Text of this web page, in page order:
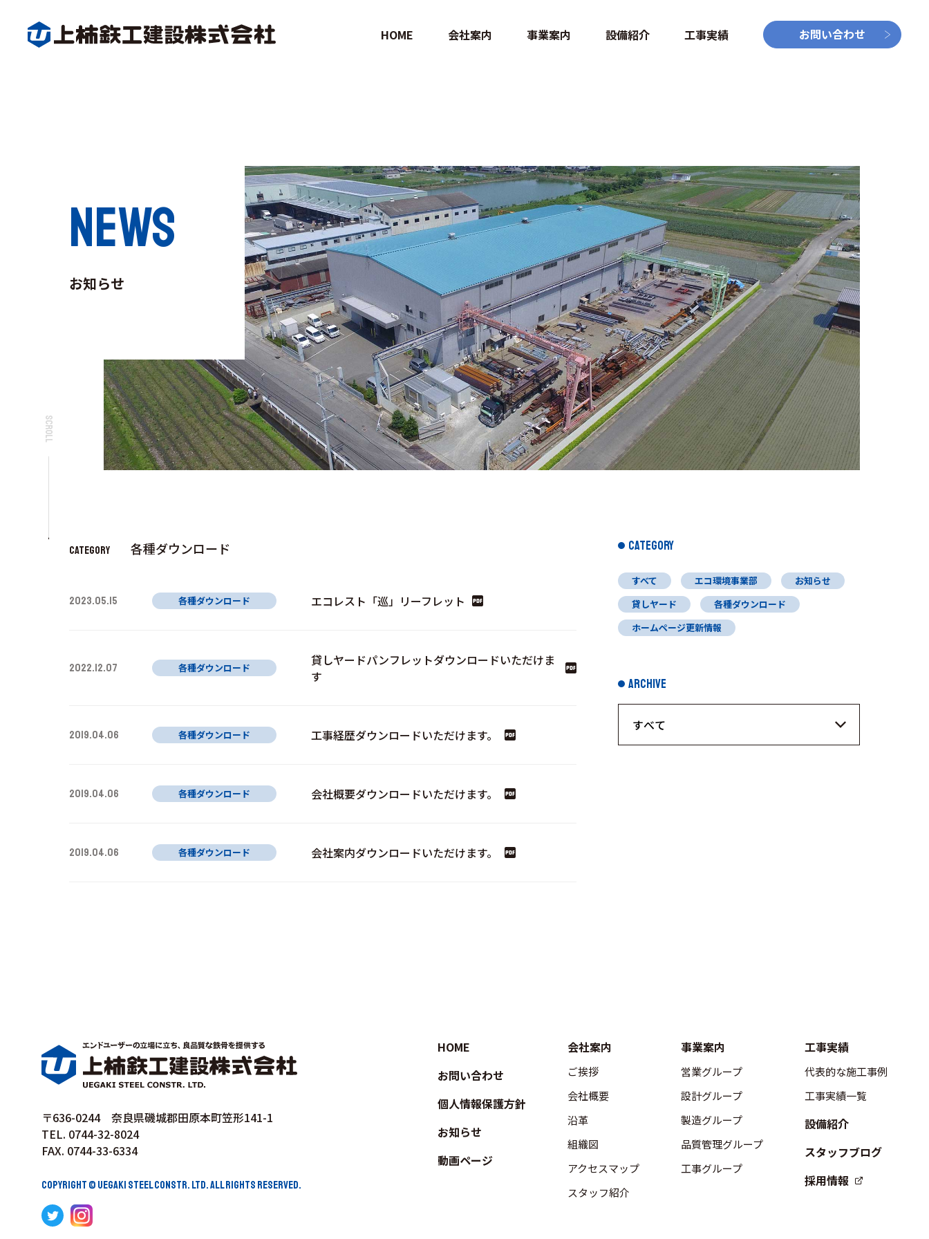
HOME 会社案内 事業案内 設備紹介 工事実績 お問い合わせ
NEWS
お知らせ
SCROLL
CATEGORY
すべて エコ環境事業部
お知らせ
貸しヤード
各種ダウンロード
ホームページ更新情報
ARCHIVE
CATEGORY 各種ダウンロード
2023.05.15 各種ダウンロード エコレスト「巡」リーフレット
2022.12.07 各種ダウンロード
貸しヤードパンフレットダウンロードいただけま
す
2019.04.06 各種ダウンロード 工事経歴ダウンロードいただけます。
2019.04.06 各種ダウンロード 会社概要ダウンロードいただけます。
2019.04.06 各種ダウンロード 会社案内ダウンロードいただけます。
HOME
お問い合わせ
個人情報保護方針
お知らせ
動画ページ
会社案内
ご挨拶
会社概要
沿革
組織図
アクセスマップ
スタッフ紹介
事業案内
営業グループ
設計グループ
製造グループ
品質管理グループ
工事グループ
工事実績
代表的な施工事例
工事実績一覧
設備紹介
スタッフブログ
採用情報
〒636-0244 奈良県磯城郡田原本町笠形141-1
TEL. 0744-32-8024
FAX. 0744-33-6334
COPYRIGHT © UEGAKI STEEL CONSTR. LTD. ALL RIGHTS RESERVED.